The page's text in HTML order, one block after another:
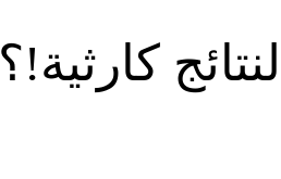
كارثية!؟